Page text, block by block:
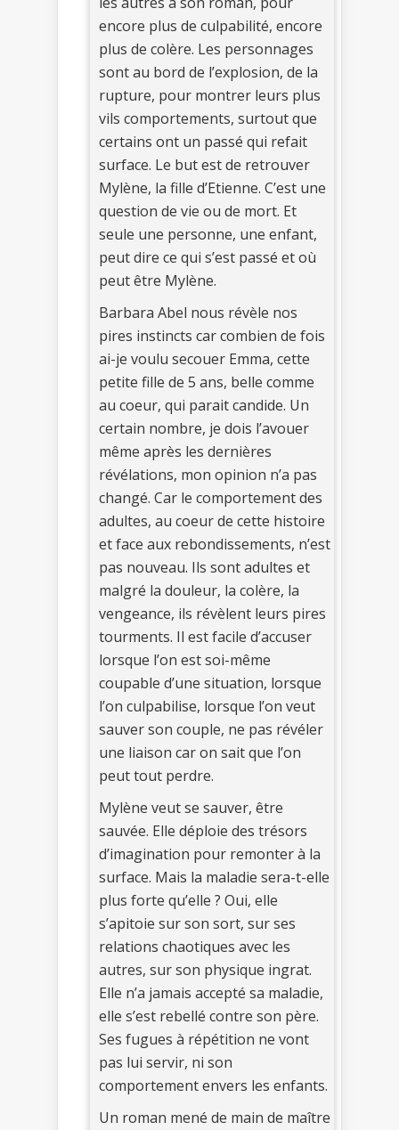
encore plus de culpabilité, encore
plus de colère. Les personnages
sont au bord de l’explosion, de la
rupture, pour montrer leurs plus
vils comportements, surtout que
certains ont un passé qui refait
surface. Le but est de retrouver
Mylène, la fille d’Etienne. C’est une
question de vie ou de mort. Et
seule une personne, une enfant,
peut dire ce qui s’est passé et où
peut être Mylène.
Barbara Abel nous révèle nos
pires instincts car combien de fois
ai-je voulu secouer Emma, cette
petite fille de 5 ans, belle comme
au coeur, qui parait candide. Un
certain nombre, je dois l’avouer
même après les dernières
révélations, mon opinion n’a pas
changé. Car le comportement des
adultes, au coeur de cette histoire
et face aux rebondissements, n’est
pas nouveau. Ils sont adultes et
malgré la douleur, la colère, la
vengeance, ils révèlent leurs pires
tourments. Il est facile d’accuser
lorsque l’on est soi-même
coupable d’une situation, lorsque
l’on culpabilise, lorsque l’on veut
sauver son couple, ne pas révéler
une liaison car on sait que l’on
peut tout perdre.
Mylène veut se sauver, être
sauvée. Elle déploie des trésors
d’imagination pour remonter à la
surface. Mais la maladie sera-t-elle
plus forte qu’elle ? Oui, elle
s’apitoie sur son sort, sur ses
relations chaotiques avec les
autres, sur son physique ingrat.
Elle n’a jamais accepté sa maladie,
elle s’est rebellé contre son père.
Ses fugues à répétition ne vont
pas lui servir, ni son
comportement envers les enfants.
Un roman mené de main de maître